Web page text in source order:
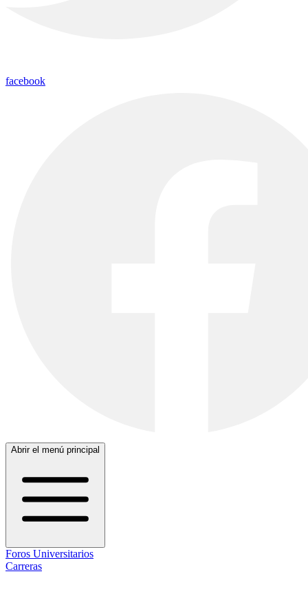
facebook
Abrir el menú principal
Foros Universitarios
Carreras